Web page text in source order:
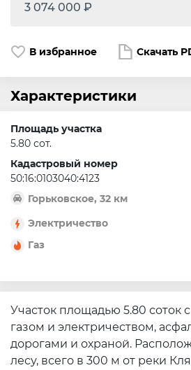
3 074 000 ₽
В избранное Скачать
Характеристики
Площадь участка
5.80 сот.
Кадастровый номер
50:16:0103040:4123
Горьковское, 32 км
Электричество
Газ
Участок площадью 5.80
газом и электричеством,
дорогами и охраной.
лесу, всего в 300 м от реки